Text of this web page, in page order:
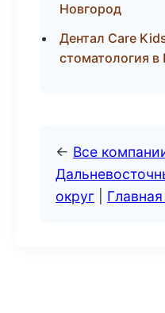
Новгород
Дентал Care
стоматология в
← Все
округ